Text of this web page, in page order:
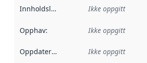
Innholdsleverandører :
Ikke oppgitt
Opphav: Ikke oppgitt
Oppdateringsfrekvens :
Ikke oppgitt